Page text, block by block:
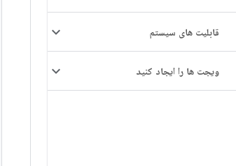
قابلیت های سیستم
ویجت ها را ایجاد کنید